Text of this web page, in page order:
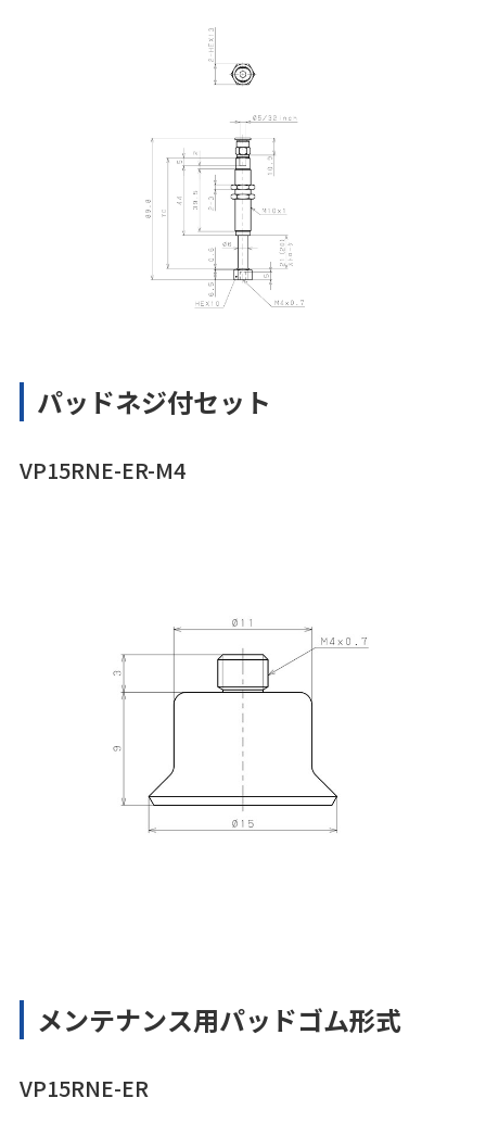
パッドネジ付セット
VP15RNE-ER-M4
メンテナンス用パッドゴム形式
VP15RNE-ER